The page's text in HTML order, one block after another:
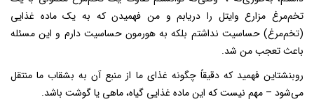
تخم‌مرغ مزارع وایتل را دریابم و من فهمیدن که به یک ماده غذایی
(تخم‌مرغ) حساسیت نداشتم بلکه به هورمون حساسیت دارم و این مسئله
باعث تعجب من شد.
روبنشتاین فهمید که دقیقاً چگونه غذای ما از منبع آن به بشقاب ما منتقل
می‌شود – مهم نیست که این ماده غذایی گیاه، ماهی یا گوشت باشد.